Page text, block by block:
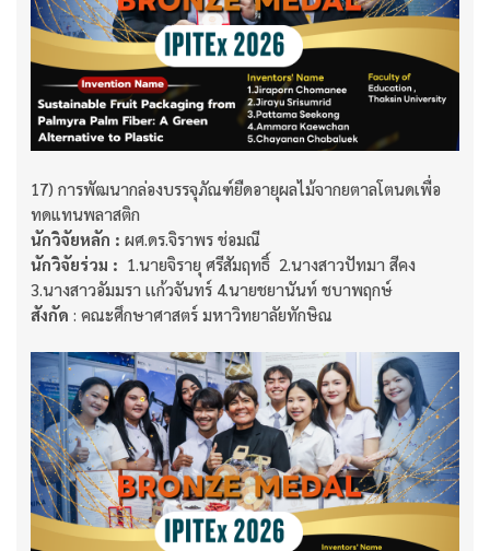
17) การพัฒนากล่องบรรจุภัณฑ์ยืดอายุผลไม้จากยตาลโตนดเพื่อ
ทดแทนพลาสติก
นักวิจัยหลัก : ผศ.ดร.จิราพร ช่อมณี​​​​​​​
นักวิจัยร่วม : ​​​​​​​ 1.นายจิรายุ ศรีสัมฤทธิ์ 2.นางสาวปัทมา สีคง
3.นางสาวอัมมรา เเก้วจันทร์ 4.นายชยานันท์ ชบาพฤกษ์
สังกัด : คณะศึกษาศาสตร์ มหาวิทยาลัยทักษิณ